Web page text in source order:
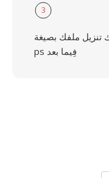
3
تنزيل ملفك بصيغة
ps فِيما بعد